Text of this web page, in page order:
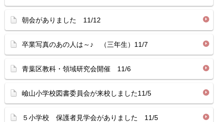
朝会がありました 11/12
卒業写真のあの人は～♪ （三年生）11/7
青葉区教科・領域研究会開催 11/6
嶮山小学校図書委員会が来校しました11/5
５小学校 保護者見学会がありました 11/5